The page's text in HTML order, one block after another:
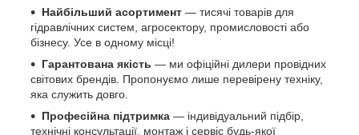
Найбільший асортимент — тисячі товарів для
гідравлічних систем, агросектору, промисловості або
бізнесу. Усе в одному місці!
Гарантована якість — ми офіційні дилери провідних
світових брендів. Пропонуємо лише перевірену техніку,
яка служить довго.
Професійна підтримка — індивідуальний підбір,
технічні консультації, монтаж і сервіс будь-якої